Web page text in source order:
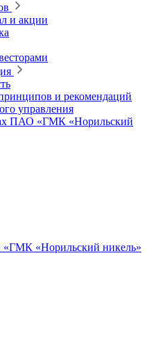
и акции
и рекомендаций
управления
ПАО «ГМК «Норильский
«Норильский никель»